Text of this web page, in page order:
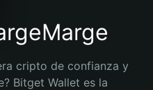
cripto de confianza y
Bitget Wallet es la